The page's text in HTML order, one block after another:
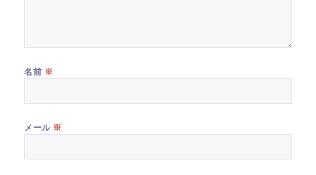
名前 ※
メール ※